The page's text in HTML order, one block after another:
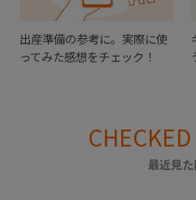
出産準備の参考に。実際に使
ってみた感想をチェック！
最近見